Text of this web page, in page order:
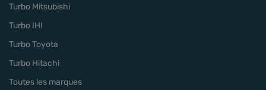
Turbo Mitsubishi
Turbo IHI
Turbo Toyota
Turbo Hitachi
Toutes les marques